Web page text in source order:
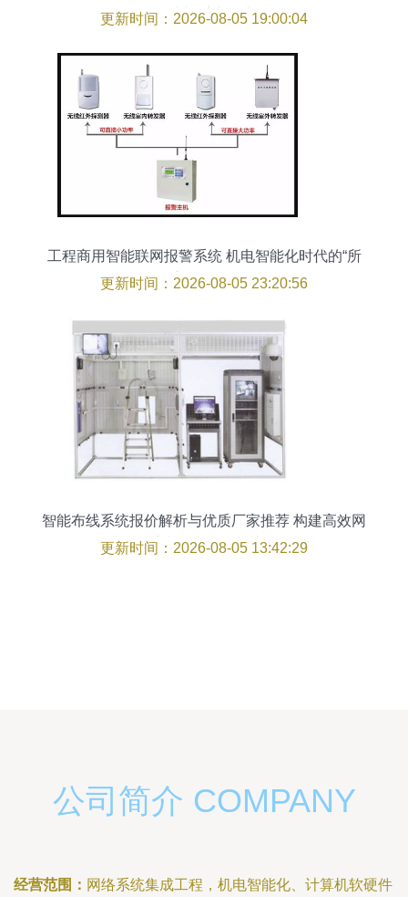
设计与系统集成
更新时间：2026-08-05 19:00:04
工程商用智能联网报警系统 机电智能化时代的“所
想即所得”
更新时间：2026-08-05 23:20:56
智能布线系统报价解析与优质厂家推荐 构建高效网
络系统集成工程的关键
更新时间：2026-08-05 13:42:29
公司简介 COMPANY
经营范围： 网络系统集成工程，机电智能化、计算机软硬件